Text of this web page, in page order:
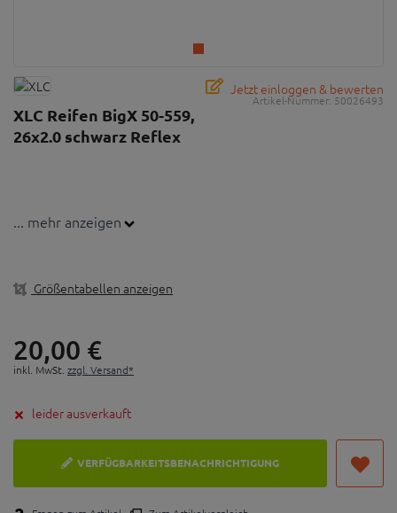
Jetzt einloggen & bewerten
Artikel-Nummer: 50026493
XLC Reifen BigX 50-559,
26x2.0 schwarz Reflex
... mehr anzeigen
Größentabellen anzeigen
20,00 €
inkl. MwSt. zzgl. Versand*
leider ausverkauft
VERFÜGBARKEITSBENACHRICHTIGUNG